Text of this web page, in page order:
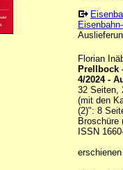
Florian
Prellbock
4/2024 -
32 Seiten,
(mit den
(2)": 8
Broschüre
ISSN